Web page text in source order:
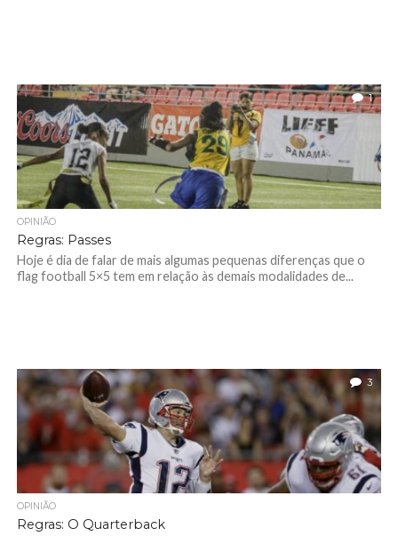
1
OPINIÃO
Regras: Passes
Hoje é dia de falar de mais algumas pequenas diferenças que o
flag football 5×5 tem em relação às demais modalidades de...
3
OPINIÃO
Regras: O Quarterback